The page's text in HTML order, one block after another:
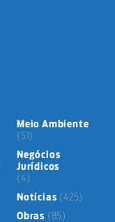
Meio Ambiente
(51)
Negócios
Jurídicos
(4)
Notícias (425)
Obras (85)